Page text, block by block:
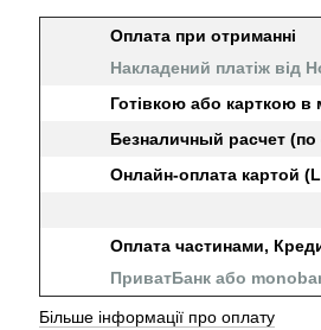
Оплата при отриманні
Накладений платіж від
Готівкою або карткою в
Безналичный расчет (по
Онлайн-оплата картой
Оплата частинами,
ПриватБанк або
Більше інформації про оплату